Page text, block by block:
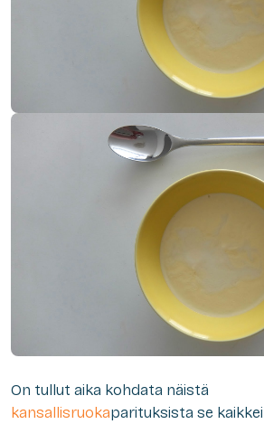
On tullut aika kohdata näistä
kansallisruokaparituksista se